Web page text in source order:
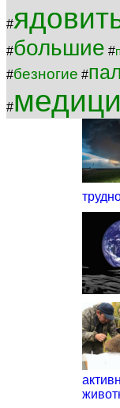
#
#большие #
#безногие #
#